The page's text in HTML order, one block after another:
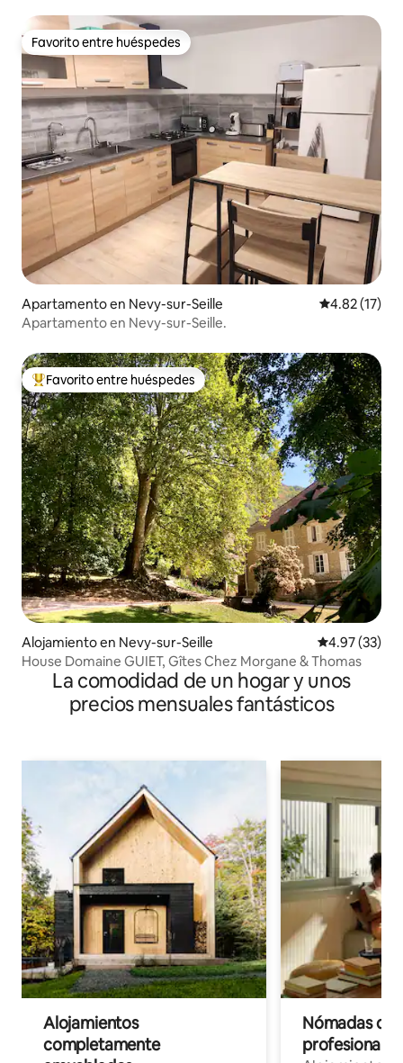
Favorito entre huéspedes
Favorito entre huéspedes
Apartamento en Nevy-sur-Seille Calificación
4.82 (17)
Apartamento en Nevy-sur-Seille.
Favorito entre huéspedes preferido
Favorito entre huéspedes
Alojamiento en Nevy-sur-Seille Calificación
4.97 (33)
House Domaine GUIET, Gîtes Chez Morgane & Thomas
La comodidad de un hogar y unos
precios mensuales fantásticos
Alojamientos
completamente
Nómadas